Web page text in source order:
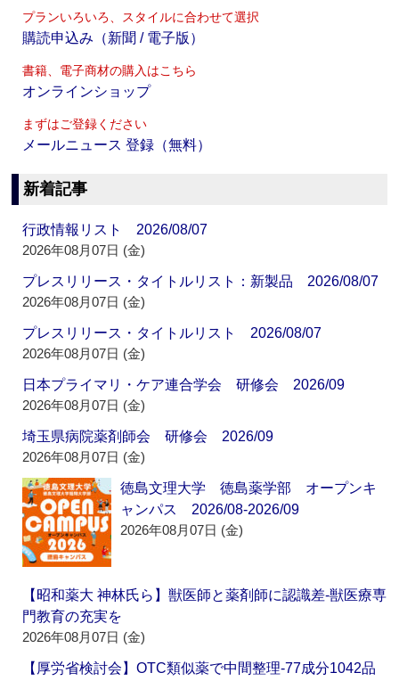
プランいろいろ、スタイルに合わせて選択
購読申込み（新聞 / 電子版）
書籍、電子商材の購入はこちら
オンラインショップ
まずはご登録ください
メールニュース 登録（無料）
新着記事
行政情報リスト 2026/08/07
2026年08月07日 (金)
プレスリリース・タイトルリスト：新製品 2026/08/07
2026年08月07日 (金)
プレスリリース・タイトルリスト 2026/08/07
2026年08月07日 (金)
日本プライマリ・ケア連合学会 研修会 2026/09
2026年08月07日 (金)
埼玉県病院薬剤師会 研修会 2026/09
2026年08月07日 (金)
徳島文理大学 徳島薬学部 オープンキ
ャンパス 2026/08-2026/09
2026年08月07日 (金)
【昭和薬大 神林氏ら】獣医師と薬剤師に認識差‐獣医療専
門教育の充実を
2026年08月07日 (金)
【厚労省検討会】OTC類似薬で中間整理‐77成分1042品